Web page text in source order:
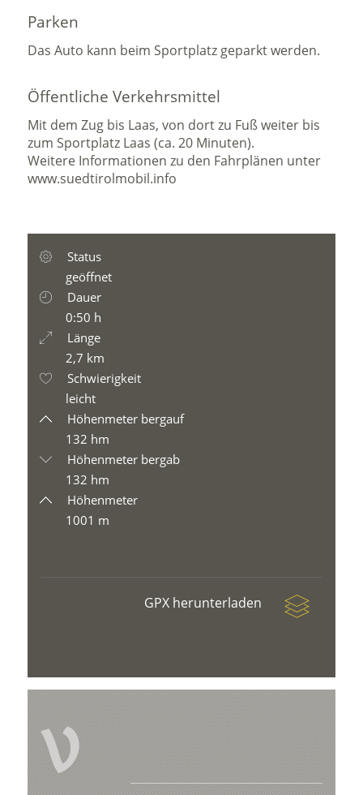
Parken
Das Auto kann beim Sportplatz geparkt werden.
Öffentliche Verkehrsmittel
Mit dem Zug bis Laas, von dort zu Fuß weiter bis
zum Sportplatz Laas (ca. 20 Minuten).
Weitere Informationen zu den Fahrplänen unter
www.suedtirolmobil.info
Status
geöffnet
Dauer
0:50 h
Länge
2,7 km
Schwierigkeit
leicht
Höhenmeter bergauf
132 hm
Höhenmeter bergab
132 hm
Höhenmeter
1001 m
GPX herunterladen
V